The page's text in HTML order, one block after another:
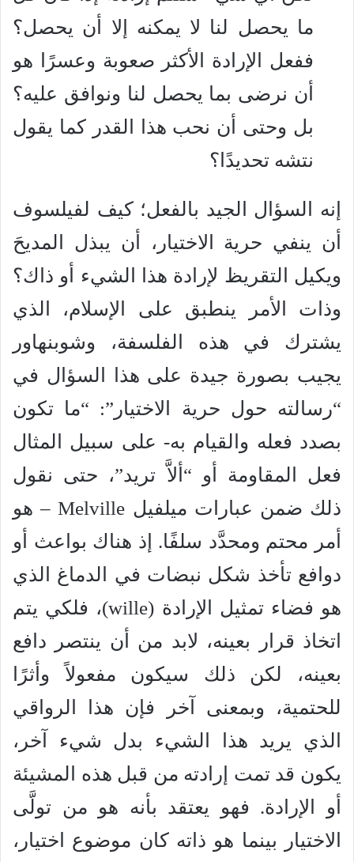
ما يحصل لنا لا يمكنه إلا أن يحصل؟
ففعل الإرادة الأكثر صعوبة وعسرًا هو
أن نرضى بما يحصل لنا ونوافق عليه؟
بل وحتى أن نحب هذا القدر كما يقول
نتشه تحديدًا؟
إنه السؤال الجيد بالفعل؛ كيف لفيلسوف
أن ينفي حرية الاختيار، أن يبذل المديحَ
ويكيل التقريظ لإرادة هذا الشيء أو ذاك؟
وذات الأمر ينطبق على الإسلام، الذي
يشترك في هذه الفلسفة، وشوبنهاور
يجيب بصورة جيدة على هذا السؤال في
“رسالته حول حرية الاختيار”: “ما تكون
بصدد فعله والقيام به- على سبيل المثال
فعل المقاومة أو “ألاَّ تريد”، حتى نقول
ذلك ضمن عبارات ميلفيل Melville – هو
أمر محتم ومحدَّد سلفًا. إذ هناك بواعث أو
دوافع تأخذ شكل نبضات في الدماغ الذي
هو فضاء تمثيل الإرادة (wille)، فلكي يتم
اتخاذ قرار بعينه، لابد من أن ينتصر دافع
بعينه، لكن ذلك سيكون مفعولاً وأثرًا
للحتمية، وبمعنى آخر فإن هذا الرواقي
الذي يريد هذا الشيء بدل شيء آخر،
يكون قد تمت إرادته من قبل هذه المشيئة
أو الإرادة. فهو يعتقد بأنه هو من تولَّى
الاختيار بينما هو ذاته كان موضوع اختيار،